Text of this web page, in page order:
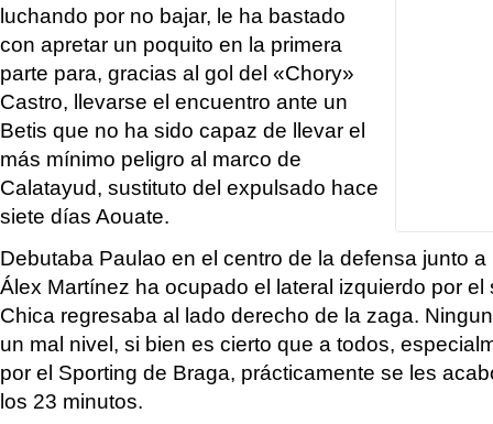
luchando por no bajar, le ha bastado
con apretar un poquito en la primera
parte para, gracias al gol del «Chory»
Castro, llevarse el encuentro ante un
Betis que no ha sido capaz de llevar el
más mínimo peligro al marco de
Calatayud, sustituto del expulsado hace
siete días Aouate.
Debutaba Paulao en el centro de la defensa junto
Álex Martínez ha ocupado el lateral izquierdo por
Chica regresaba al lado derecho de la zaga.
un mal nivel, si bien es cierto que a todos,
por el Sporting de Braga, prácticamente se les
los 23 minutos.